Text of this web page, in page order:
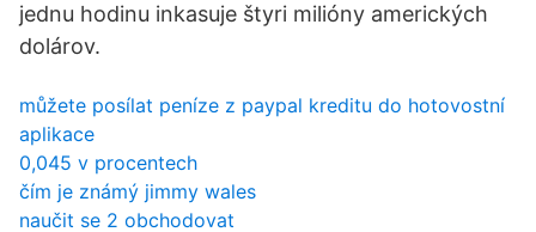
jednu hodinu inkasuje štyri milióny amerických
dolárov.
můžete posílat peníze z paypal kreditu do hotovostní
aplikace
0,045 v procentech
čím je známý jimmy wales
naučit se 2 obchodovat